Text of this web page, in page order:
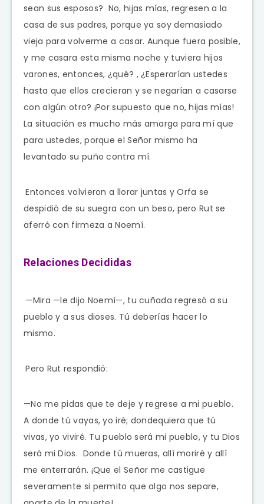
sean sus esposos? No, hijas mías, regresen a la
casa de sus padres, porque ya soy demasiado
vieja para volverme a casar. Aunque fuera posible,
y me casara esta misma noche y tuviera hijos
varones, entonces, ¿qué? ,¿Esperarían ustedes
hasta que ellos crecieran y se negarían a casarse
con algún otro? ¡Por supuesto que no, hijas mías!
La situación es mucho más amarga para mí que
para ustedes, porque elSeñor mismo ha
levantado su puño contra mí.
Entonces volvieron a llorar juntas y Orfa se
despidió de su suegra con un beso, pero Rut se
aferró con firmeza a Noemí.
Relaciones Decididas
—Mira —le dijo Noemí—, tu cuñada regresó a su
pueblo y a sus dioses. Tú deberías hacer lo
mismo.
Pero Rut respondió:
—No me pidas que te deje y regrese a mi pueblo.
A donde tú vayas, yo iré; dondequiera que tú
vivas, yo viviré. Tu pueblo será mi pueblo, y tu Dios
será mi Dios. Donde tú mueras, allí moriré y allí
me enterrarán. ¡Que el Señor me castigue
severamente si permito que algo nos separe,